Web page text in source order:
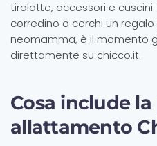
tiralatte, accessori e
corredino o cerchi un
neomamma, è il momento
direttamente su chicco.it.
Cosa include
allattamento